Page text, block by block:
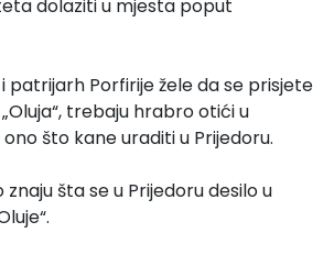
dolaziti u mjesta poput
patrijarh Porfirije žele da se prisjete
trebaju hrabro otići u
što kane uraditi u Prijedoru.
šta se u Prijedoru desilo u